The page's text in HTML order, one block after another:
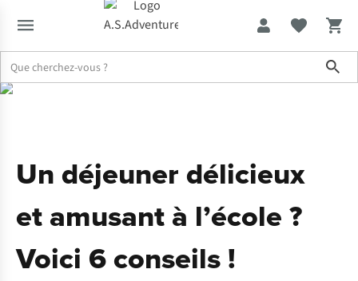
Un déjeuner délicieux
et amusant à l’école ?
Voici 6 conseils !